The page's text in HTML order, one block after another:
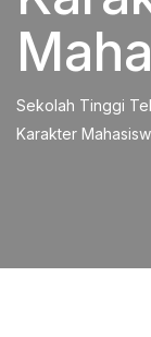
Sekolah Tinggi
Karakter